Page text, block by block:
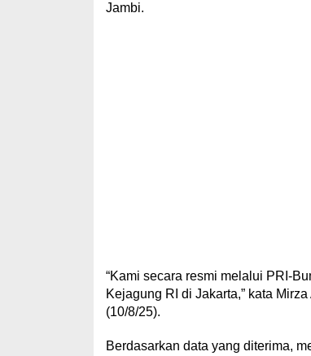
Jambi.
“Kami secara resmi melalui PRI-
Kejagung RI di Jakarta,” kata
(10/8/25).
Berdasarkan data yang diterima,